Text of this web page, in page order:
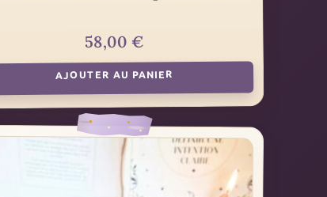
58,00 €
AJOUTER AU PANIER